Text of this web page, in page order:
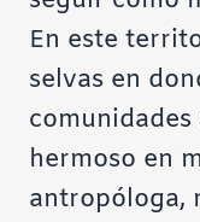
En este
selvas en
hermoso en
antropóloga,